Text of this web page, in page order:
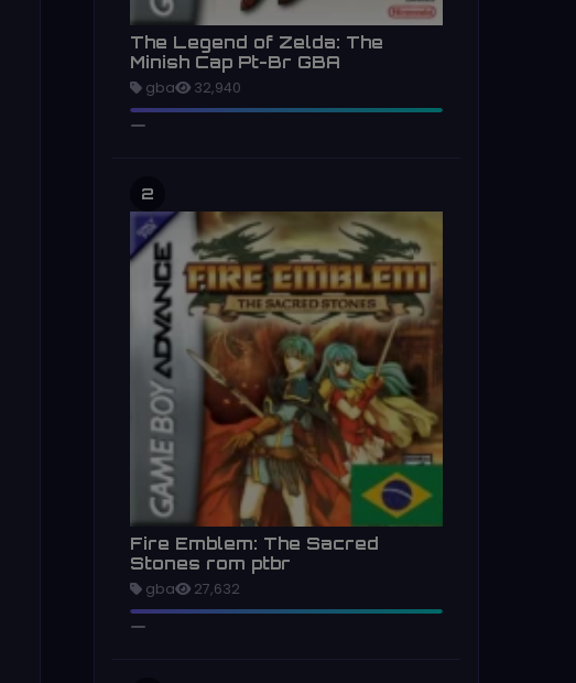
The Legend of Zelda: The
Minish Cap Pt-Br GBA
gba 32,940
2
Fire Emblem: The Sacred
Stones rom ptbr
gba 27,632